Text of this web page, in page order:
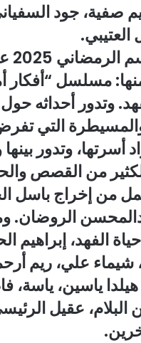
صفية، جود
مسلسل “أفكار
وتدور أحداثه
والمسيطرة التي
وتدور بينها
من القصص
من ﺇﺧﺮاج باسل
الروضان.
الفهد، إبراهيم
علي، ريم
ياسين، ياسة،
عقيل